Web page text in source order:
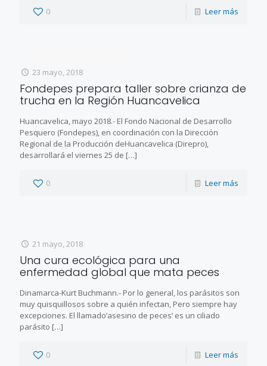
0 Leer más
23 mayo, 2018
Fondepes prepara taller sobre crianza de
trucha en la Región Huancavelica
Huancavelica, mayo 2018.- El Fondo Nacional de Desarrollo
Pesquero (Fondepes), en coordinación con la Dirección
Regional de la Producción deHuancavelica (Direpro),
desarrollará el viernes 25 de […]
0 Leer más
21 mayo, 2018
Una cura ecológica para una
enfermedad global que mata peces
Dinamarca-Kurt Buchmann.- Por lo general, los parásitos son
muy quisquillosos sobre a quién infectan, Pero siempre hay
excepciones. El llamado’asesino de peces’ es un ciliado
parásito […]
0 Leer más